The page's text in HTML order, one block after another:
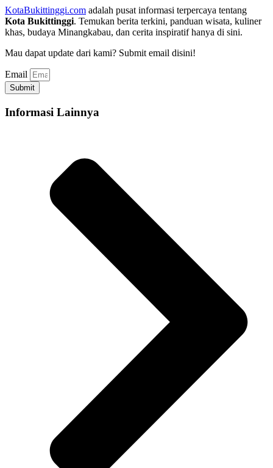
KotaBukittinggi.com adalah pusat informasi terpercaya tentang
Kota Bukittinggi. Temukan berita terkini, panduan wisata, kuliner
khas, budaya Minangkabau, dan cerita inspiratif hanya di sini.
Mau dapat update dari kami? Submit email disini!
Email
Submit
Informasi Lainnya